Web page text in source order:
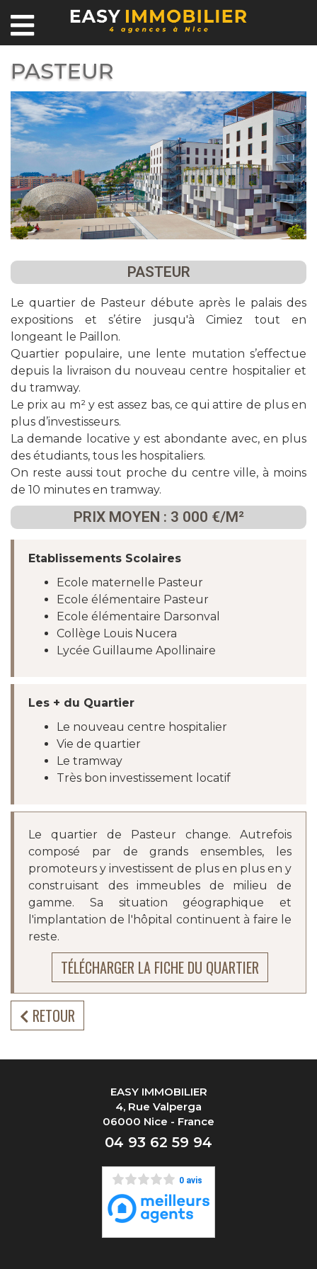
PASTEUR
PASTEUR
Le quartier de Pasteur débute après le palais des
expositions et s’étire jusqu'à Cimiez tout en
longeant le Paillon.
Quartier populaire, une lente mutation s’effectue
depuis la livraison du nouveau centre hospitalier et
du tramway.
Le prix au m² y est assez bas, ce qui attire de plus en
plus d’investisseurs.
La demande locative y est abondante avec, en plus
des étudiants, tous les hospitaliers.
On reste aussi tout proche du centre ville, à moins
de 10 minutes en tramway.
PRIX MOYEN : 3 000 €/M²
Etablissements Scolaires
Ecole maternelle Pasteur
Ecole élémentaire Pasteur
Ecole élémentaire Darsonval
Collège Louis Nucera
Lycée Guillaume Apollinaire
Les + du Quartier
Le nouveau centre hospitalier
Vie de quartier
Le tramway
Très bon investissement locatif
Le quartier de Pasteur change. Autrefois
composé par de grands ensembles, les
promoteurs y investissent de plus en plus en y
construisant des immeubles de milieu de
gamme. Sa situation géographique et
l'implantation de l'hôpital continuent à faire le
reste.
TÉLÉCHARGER LA FICHE DU QUARTIER
RETOUR
EASY IMMOBILIER
4, Rue Valperga
06000 Nice - France
04 93 62 59 94
0 avis